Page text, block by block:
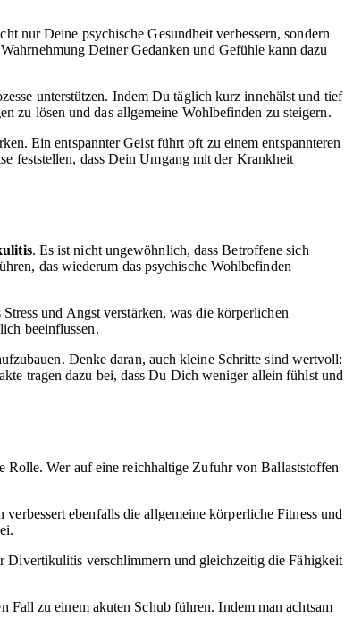
nur Deine psychische Gesundheit verbessern, sondern
Deiner Gedanken und Gefühle kann dazu
unterstützen. Indem Du täglich kurz innehälst und tief
zu lösen und das allgemeine Wohlbefinden zu steigern.
Ein entspannter Geist führt oft zu einem entspannteren
feststellen, dass Dein Umgang mit der Krankheit
. Es ist nicht ungewöhnlich, dass Betroffene sich
das wiederum das psychische Wohlbefinden
und Angst verstärken, was die körperlichen
beeinflussen.
Denke daran, auch kleine Schritte sind wertvoll:
tragen dazu bei, dass Du Dich weniger allein fühlst und
Rolle. Wer auf eine reichhaltige Zufuhr von Ballaststoffen
ebenfalls die allgemeine körperliche Fitness und
Divertikulitis verschlimmern und gleichzeitig die Fähigkeit
Fall zu einem akuten Schub führen. Indem man achtsam